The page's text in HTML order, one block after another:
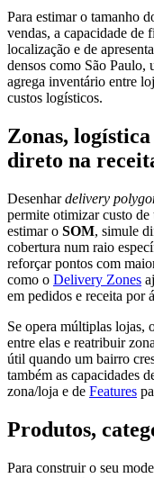
Para estimar o tamanho
vendas, a capacidade
localização e de
densos como São Paulo,
agrega inventário entre
custos logísticos.
Zonas,
direto na
Desenhardelivery
permite otimizar custo
estimar o SOM, simule
cobertura num raio
reforçar pontos com
como o Delivery Zones
em pedidos e receita por
Se opera múltiplas lojas,
entre elas e reatribuir
útil quando um bairro
também as capacidades
zona/loja e de Features
Produtos,
Para construir o seu